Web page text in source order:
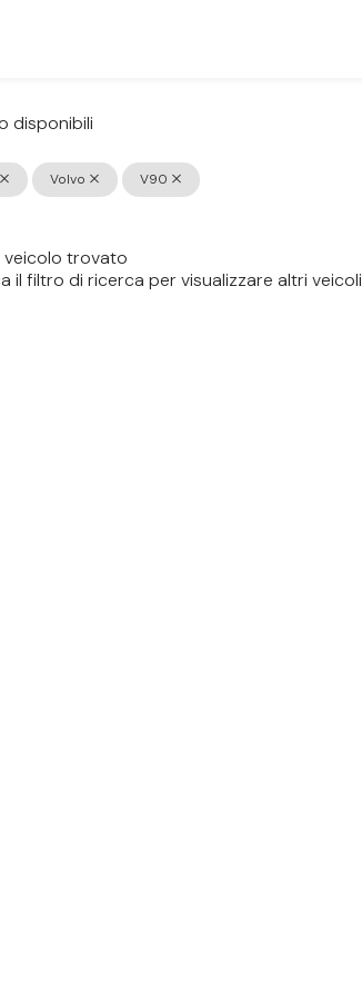
disponibili
Volvo V90
veicolo trovato
il filtro di ricerca per visualizzare altri veicoli